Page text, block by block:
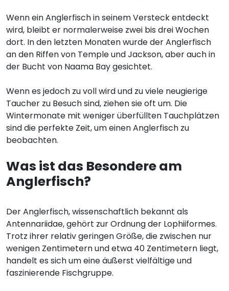
Wenn ein Anglerfisch in seinem Versteck entdeckt
wird, bleibt er normalerweise zwei bis drei Wochen
dort. In den letzten Monaten wurde der Anglerfisch
an den Riffen von Temple und Jackson, aber auch in
der Bucht von Naama Bay gesichtet.
Wenn es jedoch zu voll wird und zu viele neugierige
Taucher zu Besuch sind, ziehen sie oft um. Die
Wintermonate mit weniger überfüllten Tauchplätzen
sind die perfekte Zeit, um einen Anglerfisch zu
beobachten.
Was ist das Besondere am
Anglerfisch?
Der Anglerfisch, wissenschaftlich bekannt als
Antennariidae, gehört zur Ordnung der Lophiiformes.
Trotz ihrer relativ geringen Größe, die zwischen nur
wenigen Zentimetern und etwa 40 Zentimetern liegt,
handelt es sich um eine äußerst vielfältige und
faszinierende Fischgruppe.